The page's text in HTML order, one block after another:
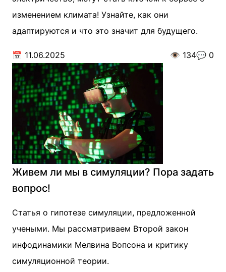
изменением климата! Узнайте, как они
адаптируются и что это значит для будущего.
📅 11.06.2025 👁️ 134💬 0
Живем ли мы в симуляции? Пора задать
вопрос!
Статья о гипотезе симуляции, предложенной
учеными. Мы рассматриваем Второй закон
инфодинамики Мелвина Вопсона и критику
симуляционной теории.